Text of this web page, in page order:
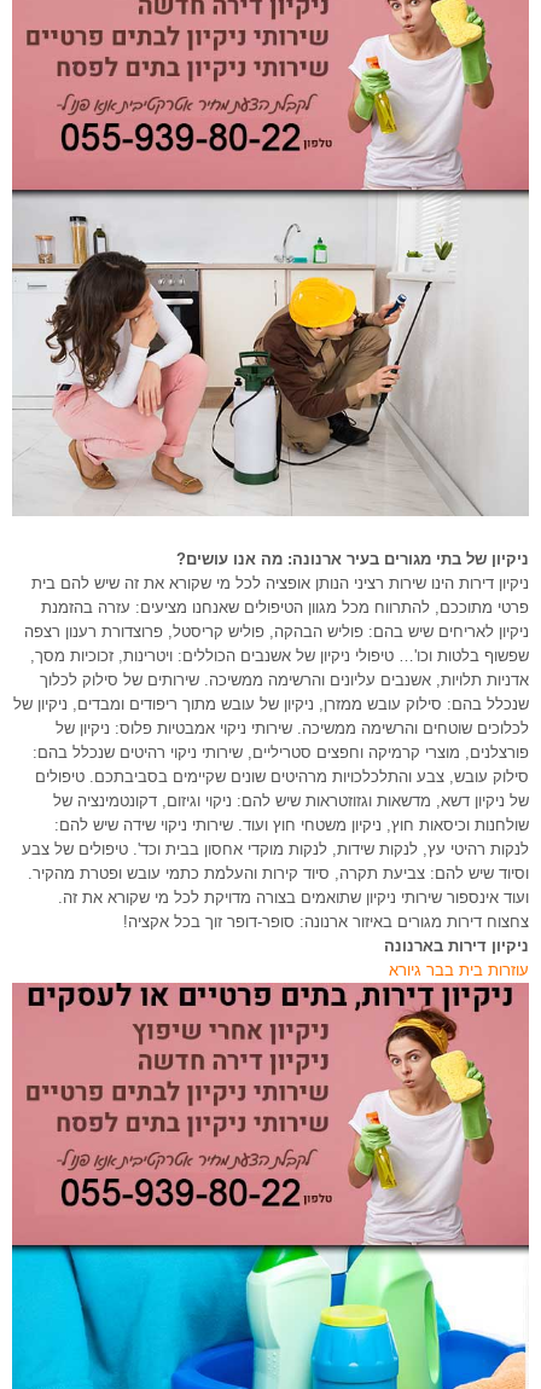
ניקיון של בתי מגורים בעיר ארנונה: מה אנו עושים?
ניקיון דירות הינו שירות רציני הנותן אופציה לכל מי שקורא את זה שיש להם בית
פרטי מתוככם, להתרווח מכל מגוון הטיפולים שאנחנו מציעים: עזרה בהזמנת
ניקיון לאריחים שיש בהם: פוליש הבהקה, פוליש קריסטל, פרוצדורת רענון רצפה
שפשוף בלטות וכו'… טיפולי ניקיון של אשנבים הכוללים: ויטרינות, זכוכיות מסך,
אדניות תלויות, אשנבים עליונים והרשימה ממשיכה. שירותים של סילוק לכלוך
שנכלל בהם: סילוק עובש ממזרן, ניקיון של עובש מתוך ריפודים ומבדים, ניקיון של
לכלוכים שוטחים והרשימה ממשיכה. שירותי ניקוי אמבטיות פלוס: ניקיון של
פורצלנים, מוצרי קרמיקה וחפצים סטריליים, שירותי ניקוי רהיטים שנכלל בהם:
סילוק עובש, צבע והתלכלכויות מרהיטים שונים שקיימים בסביבתכם. טיפולים
של ניקיון דשא, מדשאות וגזוזטראות שיש להם: ניקוי וגיזום, דקונטמינציה של
שולחנות וכיסאות חוץ, ניקיון משטחי חוץ ועוד. שירותי ניקוי שידה שיש להם:
לנקות רהיטי עץ, לנקות שידות, לנקות מוקדי אחסון בבית וכד'. טיפולים של צבע
וסיוד שיש להם: צביעת תקרה, סיוד קירות והעלמת כתמי עובש ופטרת מהקיר.
ועוד אינספור שירותי ניקיון שתואמים בצורה מדויקת לכל מי שקורא את זה.
צחצוח דירות מגורים באיזור ארנונה: סופר-דופר זוך בכל אקציה!
ניקיון דירות בארנונה
עוזרות בית בבר גיורא